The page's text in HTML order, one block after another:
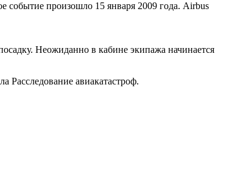
событие произошло 15 января 2009 года. Airbus
Неожиданно в кабине экипажа начинается
Расследование авиакатастроф.